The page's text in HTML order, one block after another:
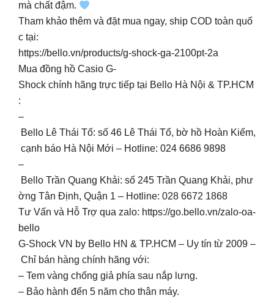
mà chất đậm.
Tham khảo thêm và đặt mua ngay, ship COD toàn quố
c tại:
https://bello.vn/products/g-shock-ga-2100pt-2a
Mua đồng hồ Casio G-
Shock chính hãng trực tiếp tại Bello Hà Nội & TP.HCM
:
–
Bello Lê Thái Tổ: số 46 Lê Thái Tổ, bờ hồ Hoàn Kiếm,
cạnh báo Hà Nội Mới – Hotline: 024 6686 9898
–
Bello Trần Quang Khải: số 245 Trần Quang Khải, phư
ờng Tân Định, Quận 1 – Hotline: 028 6672 1868
Tư Vấn và Hỗ Trợ qua zalo: https://go.bello.vn/zalo-oa-
bello
G-Shock VN by Bello HN & TP.HCM – Uy tín từ 2009 –
Chỉ bán hàng chính hãng với:
– Tem vàng chống giả phía sau nắp lưng.
– Bảo hành đến 5 năm cho thân máy.